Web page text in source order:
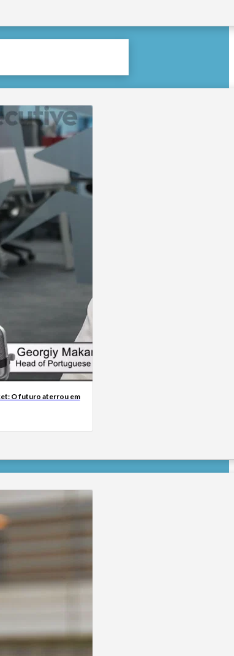
O futuro aterrou em